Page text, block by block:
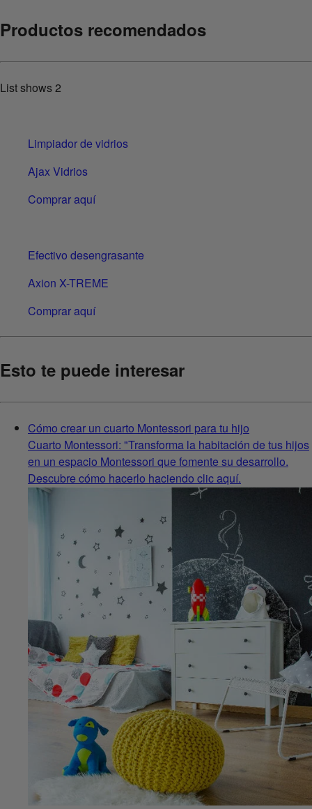
Productos recomendados
List shows2
Limpiador de vidrios
Ajax Vidrios
Comprar aquí
Efectivo desengrasante
Axion X-TREME
Comprar aquí
Esto te puede interesar
Cómo crear un cuarto Montessori para tu hijo
Cuarto Montessori: "Transforma la habitación de tus hijos
en un espacio Montessori que fomente su desarrollo.
Descubre cómo hacerlo haciendo clic aquí.